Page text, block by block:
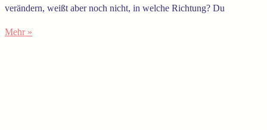
verändern, weißt aber noch nicht, in welche Richtung? Du
Mehr »